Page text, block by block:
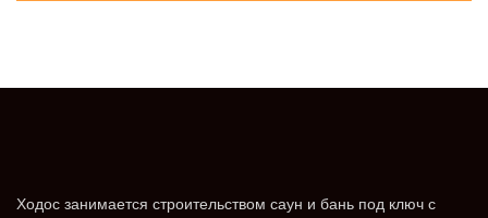
Ходос занимается строительством саун и бань под ключ с